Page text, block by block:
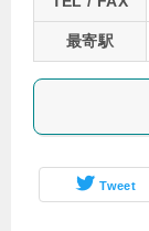
最寄駅
Tweet